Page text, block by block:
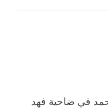
في ضاحية فهد